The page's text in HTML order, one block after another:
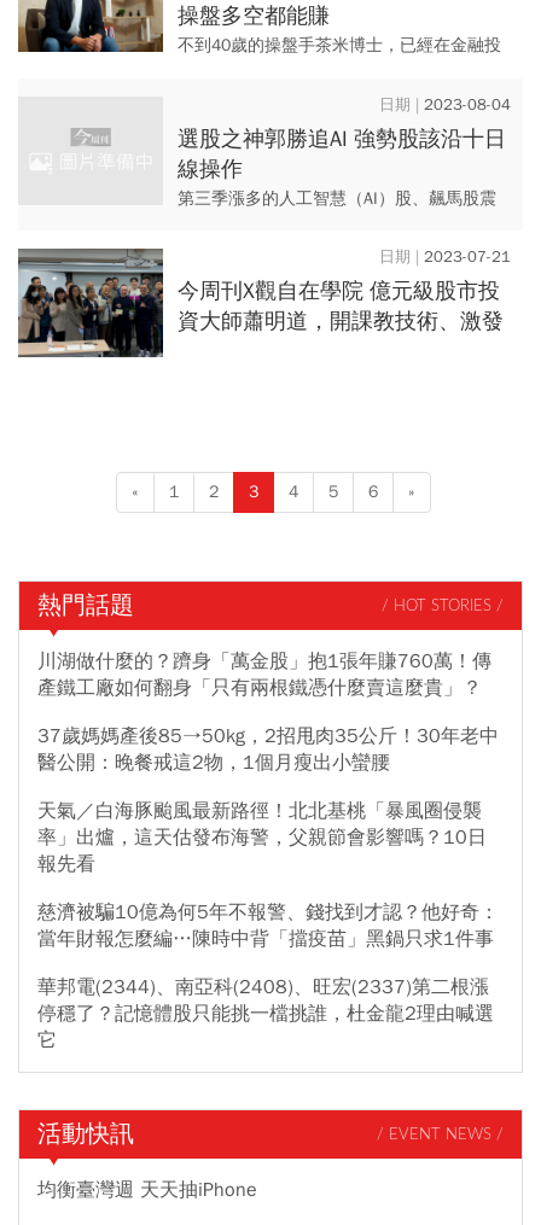
操盤多空都能賺
不到40歲的操盤手茶米博士，已經在金融投
訓練，每個人都有機會成為專業操盤人。 從
中國股票與期貨市...
2023-08-04
選股之神郭勝追AI 強勢股該沿十日
線操作
第三季漲多的人工智慧（AI）股、飆馬股震
如何選股才不致錯過行情？在操作策略上又
該如何因應才能控制風險？
2023-07-21
今周刊X觀自在學院 億元級股市投
資大師蕭明道，開課教技術、激發
« 1 2 3 4 5 6 »
熱門話題 / HOT STORIES /
川湖做什麼的？躋身「萬金股」抱1張年賺760萬！傳
產鐵工廠如何翻身「只有兩根鐵憑什麼賣這麼貴」？
37歲媽媽產後85→50kg，2招甩肉35公斤！30年老中
醫公開：晚餐戒這2物，1個月瘦出小蠻腰
天氣／白海豚颱風最新路徑！北北基桃「暴風圈侵襲
率」出爐，這天估發布海警，父親節會影響嗎？10日
報先看
慈濟被騙10億為何5年不報警、錢找到才認？他好奇：
當年財報怎麼編…陳時中背「擋疫苗」黑鍋只求1件事
華邦電(2344)、南亞科(2408)、旺宏(2337)第二根漲
停穩了？記憶體股只能挑一檔挑誰，杜金龍2理由喊選
它
活動快訊 / EVENT NEWS /
均衡臺灣週 天天抽iPhone